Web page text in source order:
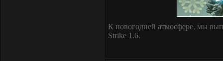
К новогодней атмосфере, мы
Strike 1.6.